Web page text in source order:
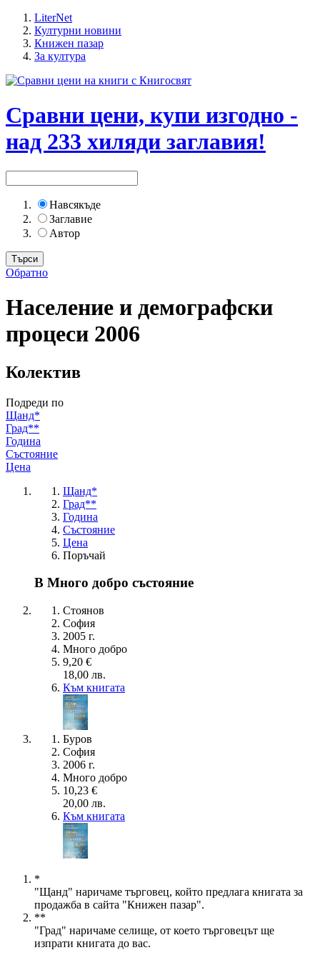
LiterNet
Културни новини
Книжен пазар
За култура
Сравни цени, купи изгодно -
над 233 хиляди заглавия!
Навсякъде
Заглавие
Автор
Обратно
Население и демографски
процеси 2006
Колектив
Подреди по
Щанд*
Град**
Година
Състояние
Цена
Щанд*
Град**
Година
Състояние
Цена
Поръчай
В Много добро състояние
Стоянов
София
2005 г.
Много добро
9,20 €
18,00 лв.
Към книгата
Буров
София
2006 г.
Много добро
10,23 €
20,00 лв.
Към книгата
*
"Щанд" наричаме търговец, който предлага книгата за
продажба в сайта "Книжен пазар".
**
"Град" наричаме селище, от което търговецът ще
изпрати книгата до вас.